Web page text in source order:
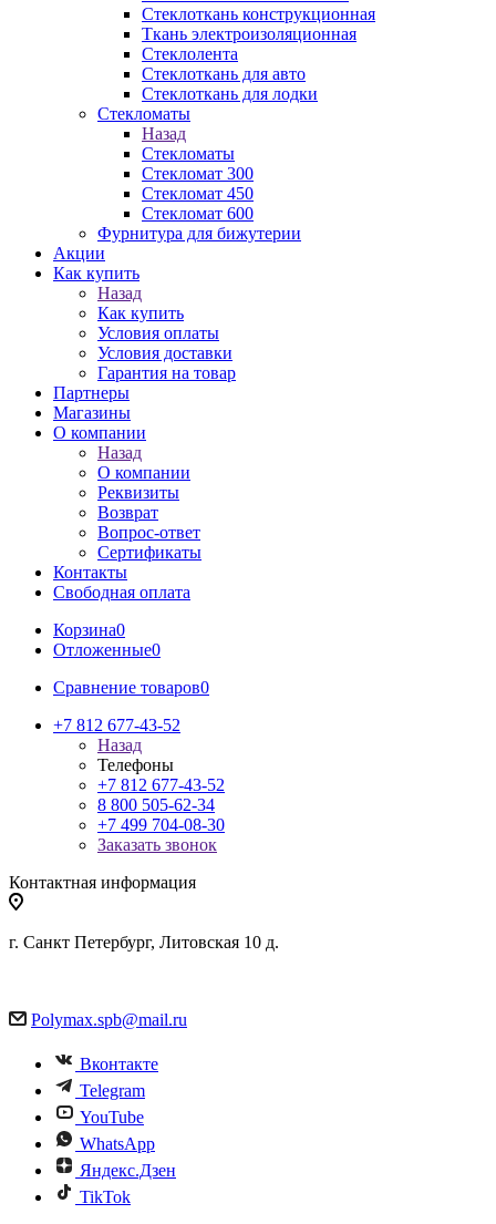
Стеклоткань конструкционная
Ткань электроизоляционная
Стеклолента
Стеклоткань для авто
Стеклоткань для лодки
Стекломаты
Назад
Стекломаты
Стекломат 300
Стекломат 450
Стекломат 600
Фурнитура для бижутерии
Акции
Как купить
Назад
Как купить
Условия оплаты
Условия доставки
Гарантия на товар
Партнеры
Магазины
О компании
Назад
О компании
Реквизиты
Возврат
Вопрос-ответ
Сертификаты
Контакты
Свободная оплата
Корзина0
Отложенные0
Сравнение товаров0
+7 812 677-43-52
Назад
Телефоны
+7 812 677-43-52
8 800 505-62-34
+7 499 704-08-30
Заказать звонок
Контактная информация
г. Санкт Петербург, Литовская 10 д.
Polymax.spb@mail.ru
Вконтакте
Telegram
YouTube
WhatsApp
Яндекс.Дзен
TikTok